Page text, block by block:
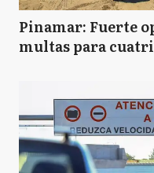
Pinamar: Fuerte
multas para